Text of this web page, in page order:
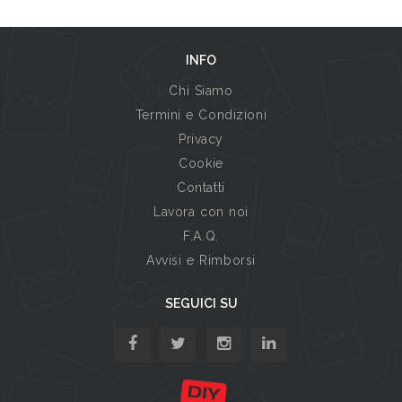
INFO
Chi Siamo
Termini e Condizioni
Privacy
Cookie
Contatti
Lavora con noi
F.A.Q.
Avvisi e Rimborsi
SEGUICI SU